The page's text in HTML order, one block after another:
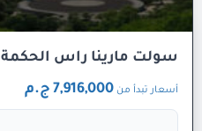
سولت مارينا راس الحكمة
أسعار تبدأ من 7,916,000 ج.م